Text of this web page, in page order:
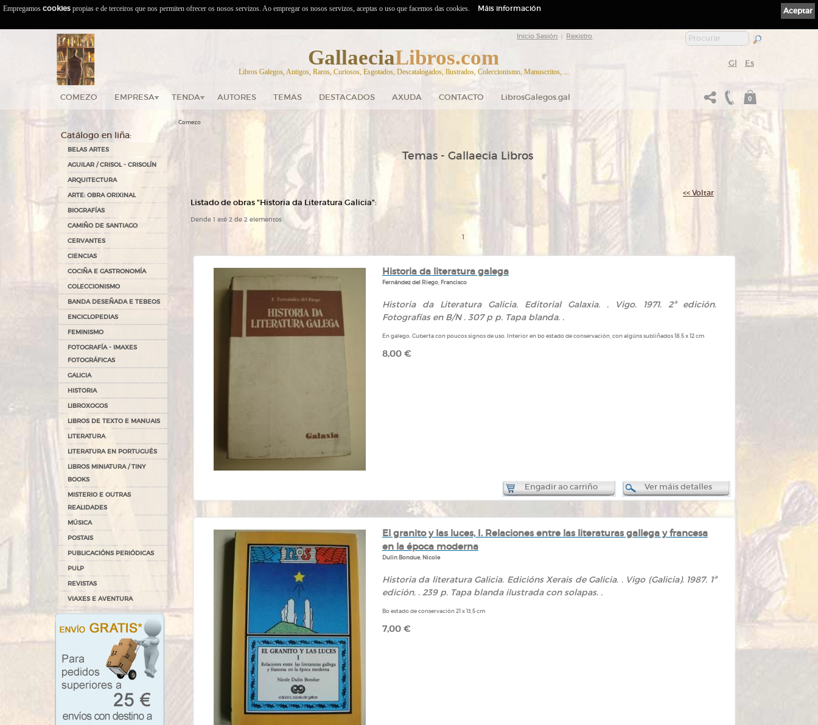
Inicio Sesión Rexistro
GallaeciaLibros.com
Libros Galegos, Antigos, Raros, Curiosos, Esgotados, Descatalogados, Ilustrados, Coleccionismo, Manuscritos, ...
Gl Es
COMEZO EMPRESA TENDA AUTORES TEMAS DESTACADOS AXUDA CONTACTO LibrosGalegos.gal 0
Catálogo en liña:
BELAS ARTES
AGUILAR / CRISOL - CRISOLÍN
ARQUITECTURA
ARTE: OBRA ORIXINAL
BIOGRAFÍAS
CAMIÑO DE SANTIAGO
CERVANTES
CIENCIAS
COCIÑA E GASTRONOMÍA
COLECCIONISMO
BANDA DESEÑADA E TEBEOS
ENCICLOPEDIAS
FEMINISMO
FOTOGRAFÍA - IMAXES
FOTOGRÁFICAS
GALICIA
HISTORIA
LIBROXOGOS
LIBROS DE TEXTO E MANUAIS
LITERATURA
LITERATURA EN PORTUGUÉS
LIBROS MINIATURA / TINY
BOOKS
MISTERIO E OUTRAS
REALIDADES
MÚSICA
POSTAIS
PUBLICACIÓNS PERIÓDICAS
PULP
REVISTAS
VIAXES E AVENTURA
:: Comezo
Temas - Gallaecia Libros
<< Voltar
Listado de obras "Historia da Literatura Galicia":
Dende 1 até 2 de 2 elementos
1
Historia da literatura galega
Fernández del Riego, Francisco
Historia da Literatura Galicia. Editorial Galaxia. . Vigo. 1971. 2ª edición.
Fotografías en B/N . 307 p p. Tapa blanda. .
En galego. Cuberta con poucos signos de uso. Interior en bo estado de conservación, con algúns subliñados 18,5 x 12 cm
8,00 €
Engadir ao carriño Ver máis detalles
El granito y las luces, I. Relaciones entre las literaturas gallega y francesa
en la época moderna
Dulin Bondue, Nicole
Historia da literatura Galicia. Edicións Xerais de Galicia. . Vigo (Galicia). 1987. 1ª
edición. . 239 p. Tapa blanda ilustrada con solapas. .
Bo estado de conservación 21 x 13,5 cm
7,00 €
Aceptar
Empregamos cookies propias e de terceiros que nos permiten ofrecer os nosos servizos. Ao empregar os nosos servizos, aceptas o uso que facemos das cookies. Máis información